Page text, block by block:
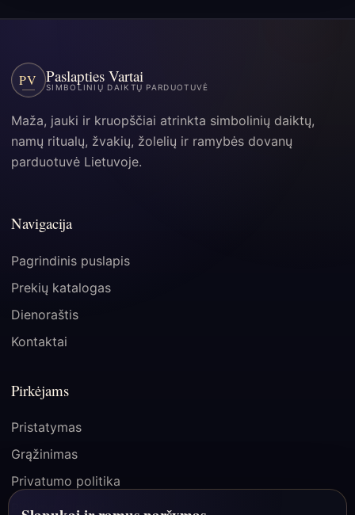
PV Paslapties Vartai
SIMBOLINIŲ DAIKTŲ PARDUOTUVĖ
Maža, jauki ir kruopščiai atrinkta simbolinių daiktų,
namų ritualų, žvakių, žolelių ir ramybės dovanų
parduotuvė Lietuvoje.
Navigacija
Pagrindinis puslapis
Prekių katalogas
Dienoraštis
Kontaktai
Pirkėjams
Pristatymas
Grąžinimas
Privatumo politika
Pirkimo taisyklės